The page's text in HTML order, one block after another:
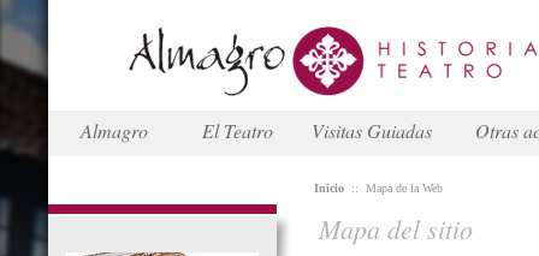
Almagro El Teatro Visitas Guiadas Otras
Inicio :: Mapa de la Web
Mapa del sitio